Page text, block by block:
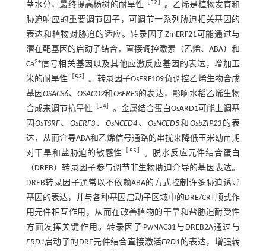
茎水分，最终提高杨树的耐旱性 ［52
。乙烯是植物发育和
胁迫响应的重要调节因子，可调节一系列胁迫相关基因的
表达和植物对胁迫的适应。转录因子ZmERF21可能通过与
潜在靶基因的启动子结合，直接调控激素（乙烯、ABA）和
Ca2+信号相关基因以及其他应激反应基因的表达，增加玉
米的耐旱性
53
。转录因子OsERF109负调控乙烯生物合成
基因OSACS6、 OSACO2和 OsERF3的表达，影响水稻乙烯生物
合成来调节抗旱性
54］ 。金属结合蛋白OsARD1可能上调基
因OsTSRF、OsERF3 、OsNCED4 、 OsNCED5和 OsbZIP23的表
达，从而介导ABA和乙烯信号通路的串扰来降低玉米幼苗期
对干旱和盐胁迫的敏感性
［55
。脱水反应元件结合蛋白
（DREB）转录因子参与调节非生物胁迫介导的基因表达。
DREB转录因子通常以不依赖ABA的方式控制许多胁迫诱导
基因的表达，并与各种基因启动子区域中的DRE/CRT顺式作
用元件相互作用，从而在改善植物的干旱和盐胁迫耐受性
方面发挥关键作用。转录因子PwNAC31与DREB2A通过与
ERD1启动子的DRE元件结合直接激活ERD1 的表达，增强转